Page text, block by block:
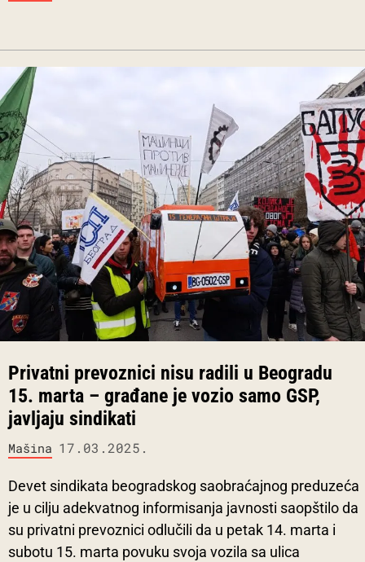
Privatni prevoznici nisu radili u Beogradu
15. marta – građane je vozio samo GSP,
javljaju sindikati
Mašina 17.03.2025.
Devet sindikata beogradskog saobraćajnog preduzeća
je u cilju adekvatnog informisanja javnosti saopštilo da
su privatni prevoznici odlučili da u petak 14. marta i
subotu 15. marta povuku svoja vozila sa ulica